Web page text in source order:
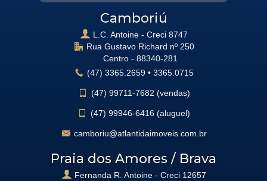
Camboriú
L.C. Antoine - Creci 8747
Rua Gustavo Richard nº 250
Centro - 88340-281
(47) 3365.2659 • 3365.0715
(47) 99711-7682 (vendas)
(47) 99946-6416 (aluguel)
camboriu@atlantidaimoveis.com.br
Praia dos Amores / Brava
Fernanda R. Antoine - Creci 12657